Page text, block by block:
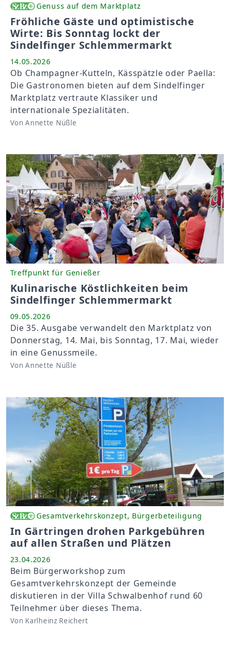
Genuss auf dem Marktplatz
Fröhliche Gäste und optimistische
Wirte: Bis Sonntag lockt der
Sindelfinger Schlemmermarkt
14.05.2026
Ob Champagner-Kutteln, Kässpätzle oder Paella:
Die Gastronomen bieten auf dem Sindelfinger
Marktplatz vertraute Klassiker und
internationale Spezialitäten.
Von Annette Nüßle
Treffpunkt für Genießer
Kulinarische Köstlichkeiten beim
Sindelfinger Schlemmermarkt
09.05.2026
Die 35. Ausgabe verwandelt den Marktplatz von
Donnerstag, 14. Mai, bis Sonntag, 17. Mai, wieder
in eine Genussmeile.
Von Annette Nüßle
Gesamtverkehrskonzept, Bürgerbeteiligung
In Gärtringen drohen Parkgebühren
auf allen Straßen und Plätzen
23.04.2026
Beim Bürgerworkshop zum
Gesamtverkehrskonzept der Gemeinde
diskutieren in der Villa Schwalbenhof rund 60
Teilnehmer über dieses Thema.
Von Karlheinz Reichert